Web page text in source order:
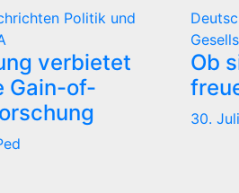
Politik und
verbietet
Gain-of-
Ob
30.